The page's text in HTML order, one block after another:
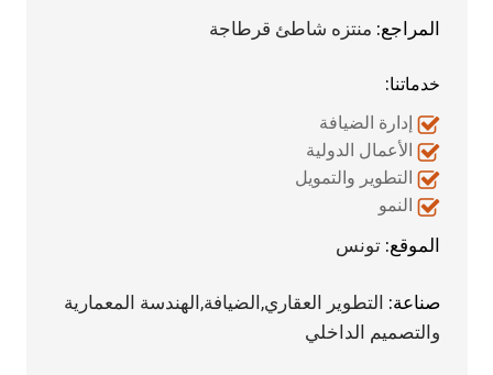
المراجع: منتزه شاطئ قرطاجة
خدماتنا:
إدارة الضيافة
الأعمال الدولية
التطوير والتمويل
النمو
الموقع: تونس
صناعة: التطوير العقاري,الضيافة,الهندسة المعمارية
والتصميم الداخلي